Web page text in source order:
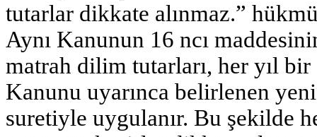
tutarlar dikkate alınmaz.”
Aynı Kanunun 16 ncı
matrah dilim tutarları, her yıl
Kanunu uyarınca belirlenen
suretiyle uygulanır. Bu şekilde